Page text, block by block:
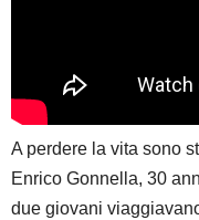
A perdere la vita sono
Enrico Gonnella, 30
due giovani